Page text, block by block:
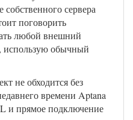
собственного сервера
поговорить
любой внешний
использую обычный
не обходится без
времени Aptana
и прямое подключение